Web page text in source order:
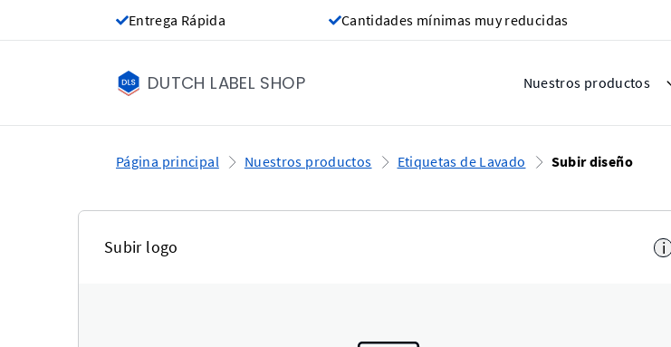
Entrega Rápida Cantidades mínimas muy reducidas
DUTCH LABEL SHOP Nuestros productos
Página principal Nuestros productos Etiquetas de Lavado Subir diseño
Subir logo i